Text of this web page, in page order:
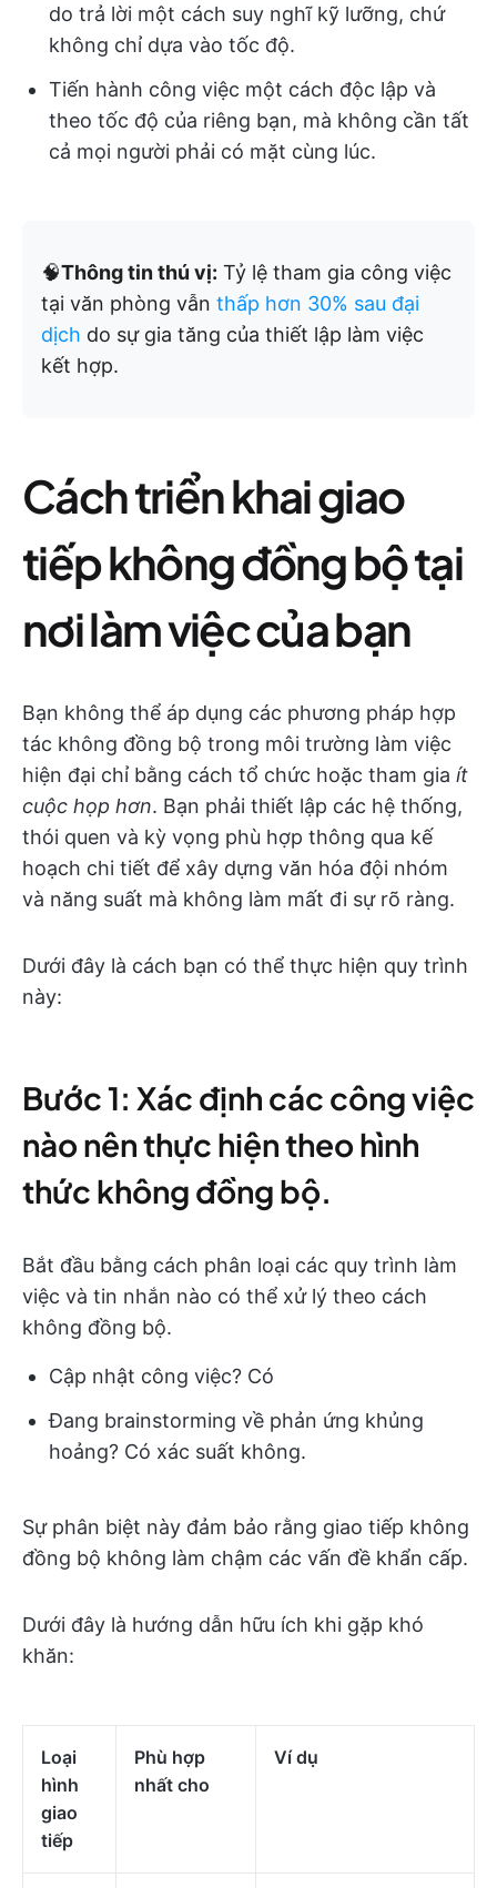
do trả lời một cách suy nghĩ kỹ lưỡng, chứ
không chỉ dựa vào tốc độ.
Tiến hành công việc một cách độc lập và
theo tốc độ của riêng bạn, mà không cần tất
cả mọi người phải có mặt cùng lúc.
🧠Thông tin thú vị: Tỷ lệ tham gia công việc
tại văn phòng vẫn thấp hơn 30% sau đại
dịch do sự gia tăng của thiết lập làm việc
kết hợp.
Cách triển khai giao
tiếp không đồng bộ tại
nơi làm việc của bạn
Bạn không thể áp dụng các phương pháp hợp
tác không đồng bộ trong môi trường làm việc
hiện đại chỉ bằng cách tổ chức hoặc tham gia ít
cuộc họp hơn. Bạn phải thiết lập các hệ thống,
thói quen và kỳ vọng phù hợp thông qua kế
hoạch chi tiết để xây dựng văn hóa đội nhóm
và năng suất mà không làm mất đi sự rõ ràng.
Dưới đây là cách bạn có thể thực hiện quy trình
này:
Bước 1: Xác định các công việc
nào nên thực hiện theo hình
thức không đồng bộ.
Bắt đầu bằng cách phân loại các quy trình làm
việc và tin nhắn nào có thể xử lý theo cách
không đồng bộ.
Cập nhật công việc? Có
Đang brainstorming về phản ứng khủng
hoảng? Có xác suất không.
Sự phân biệt này đảm bảo rằng giao tiếp không
đồng bộ không làm chậm các vấn đề khẩn cấp.
Dưới đây là hướng dẫn hữu ích khi gặp khó
khăn:
Loại
hình
giao
tiếp
Phù hợp
nhất cho
Ví dụ